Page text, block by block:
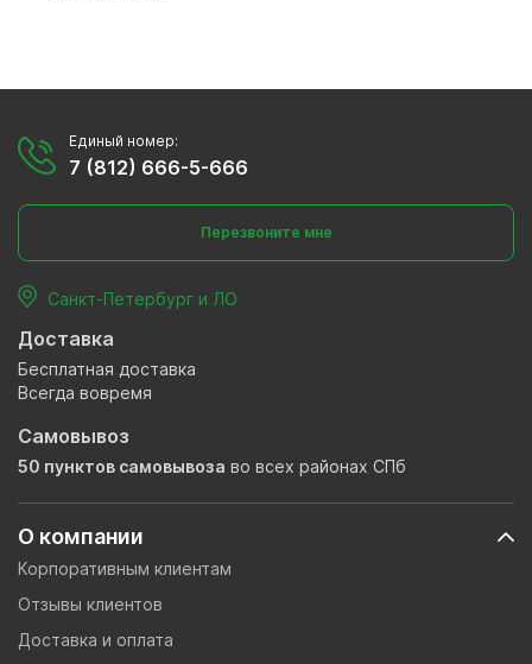
О компании
Корпоративным клиентам
Отзывы клиентов
Доставка и оплата
Единый номер:
7 (812) 666-5-666
Перезвоните мне
Санкт-Петербург и ЛО
Доставка
Бесплатная доставка
Всегда вовремя
Самовывоз
50 пунктов самовывоза во всех районах СПб